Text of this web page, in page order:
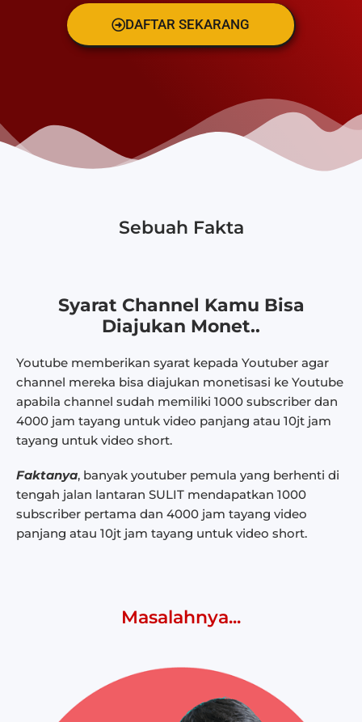
DAFTAR SEKARANG
Sebuah Fakta
Syarat Channel Kamu Bisa
Diajukan Monet..
Youtube memberikan syarat kepada Youtuber agar
channel mereka bisa diajukan monetisasi ke Youtube
apabila channel sudah memiliki 1000 subscriber dan
4000 jam tayang untuk video panjang atau 10jt jam
tayang untuk video short.
Faktanya, banyak youtuber pemula yang berhenti di
tengah jalan lantaran SULIT mendapatkan 1000
subscriber pertama dan 4000 jam tayang video
panjang atau 10jt jam tayang untuk video short.
Masalahnya...